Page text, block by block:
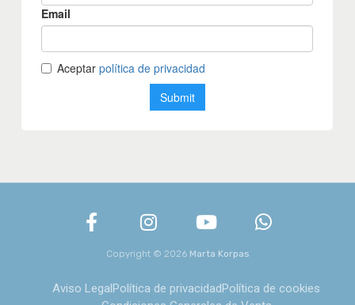
Copyright © 2026 Marta Korpas
Aviso Legal Política de privacidad Política de cookies